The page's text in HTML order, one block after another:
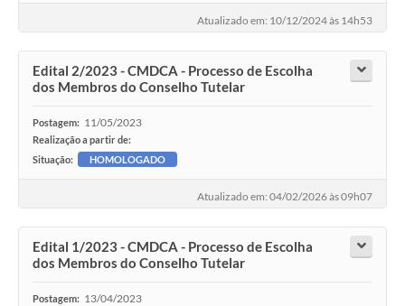
Atualizado em: 10/12/2024 às 14h53
Edital 2/2023 - CMDCA - Processo de Escolha
dos Membros do Conselho Tutelar
Postagem: 11/05/2023
Realização a partir de:
Situação:
HOMOLOGADO
Atualizado em: 04/02/2026 às 09h07
Edital 1/2023 - CMDCA - Processo de Escolha
dos Membros do Conselho Tutelar
Postagem: 13/04/2023